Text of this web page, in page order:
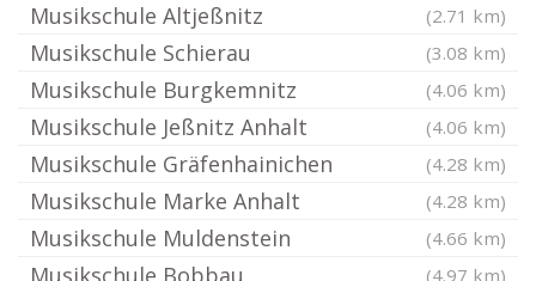
Musikschule Altjeßnitz (2.71 km)
Musikschule Schierau (3.08 km)
Musikschule Burgkemnitz (4.06 km)
Musikschule Jeßnitz Anhalt (4.06 km)
Musikschule Gräfenhainichen (4.28 km)
Musikschule Marke Anhalt (4.28 km)
Musikschule Muldenstein (4.66 km)
Musikschule Bobbau (4.97 km)